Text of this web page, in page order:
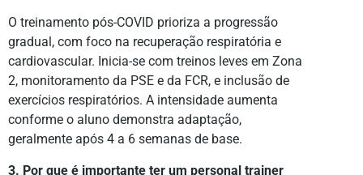
O treinamento pós-COVID prioriza a progressão
gradual, com foco na recuperação respiratória e
cardiovascular. Inicia-se com treinos leves em Zona
2, monitoramento da PSE e da FCR, e inclusão de
exercícios respiratórios. A intensidade aumenta
conforme o aluno demonstra adaptação,
geralmente após 4 a 6 semanas de base.
3. Por que é importante ter um personal trainer